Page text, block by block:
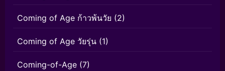
Coming of Age ก้าวพ้นวัย (2)
Coming of Age วัยรุ่น (1)
Coming-of-Age (7)